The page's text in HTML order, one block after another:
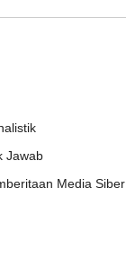
Jawab
Media Siber